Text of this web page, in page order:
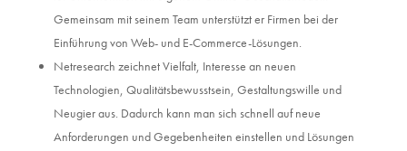
Gemeinsam mit seinem Team unterstützt er Firmen bei der
Einführung von Web- und E-Commerce-Lösungen.
Netresearch zeichnet Vielfalt, Interesse an neuen
Technologien, Qualitätsbewusstsein, Gestaltungswille und
Neugier aus. Dadurch kann man sich schnell auf neue
Anforderungen und Gegebenheiten einstellen und Lösungen